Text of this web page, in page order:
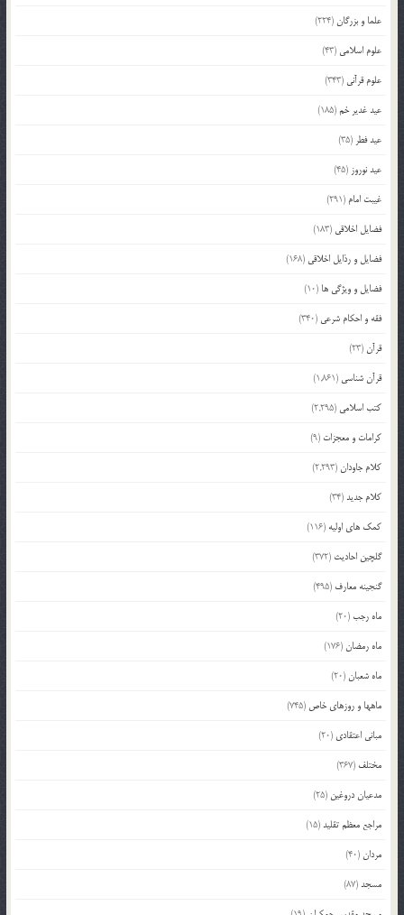
علما و بزرگان(224)
علوم اسلامی (43)
علوم قرآنی (343)
عید غدیر خم(185)
عید فطر (35)
عید نوروز (45)
غیبت امام (291)
فضایل اخلاقی (183)
فضایل و رذایل اخلاقی (168)
فضایل و ویژگی ها (10)
فقه و احکام شرعی (340)
قرآن(23)
قرآن شناسی (1,861)
کتب اسلامی (2,295)
کرامات و معجزات (9)
کلام جاودان(2,293)
کلام جدید(34)
کمک های اولیه (116)
گلچین احادیث (372)
گنجینه معارف (495)
ماه رجب(20)
ماه رمضان(176)
ماه شعبان(20)
ماهها و روزهای خاص (745)
مبانی اعتقادی (20)
مختلف (367)
مدعیان دروغین (25)
مراجع معظم تقلید(15)
مردان(40)
مسجد(87)